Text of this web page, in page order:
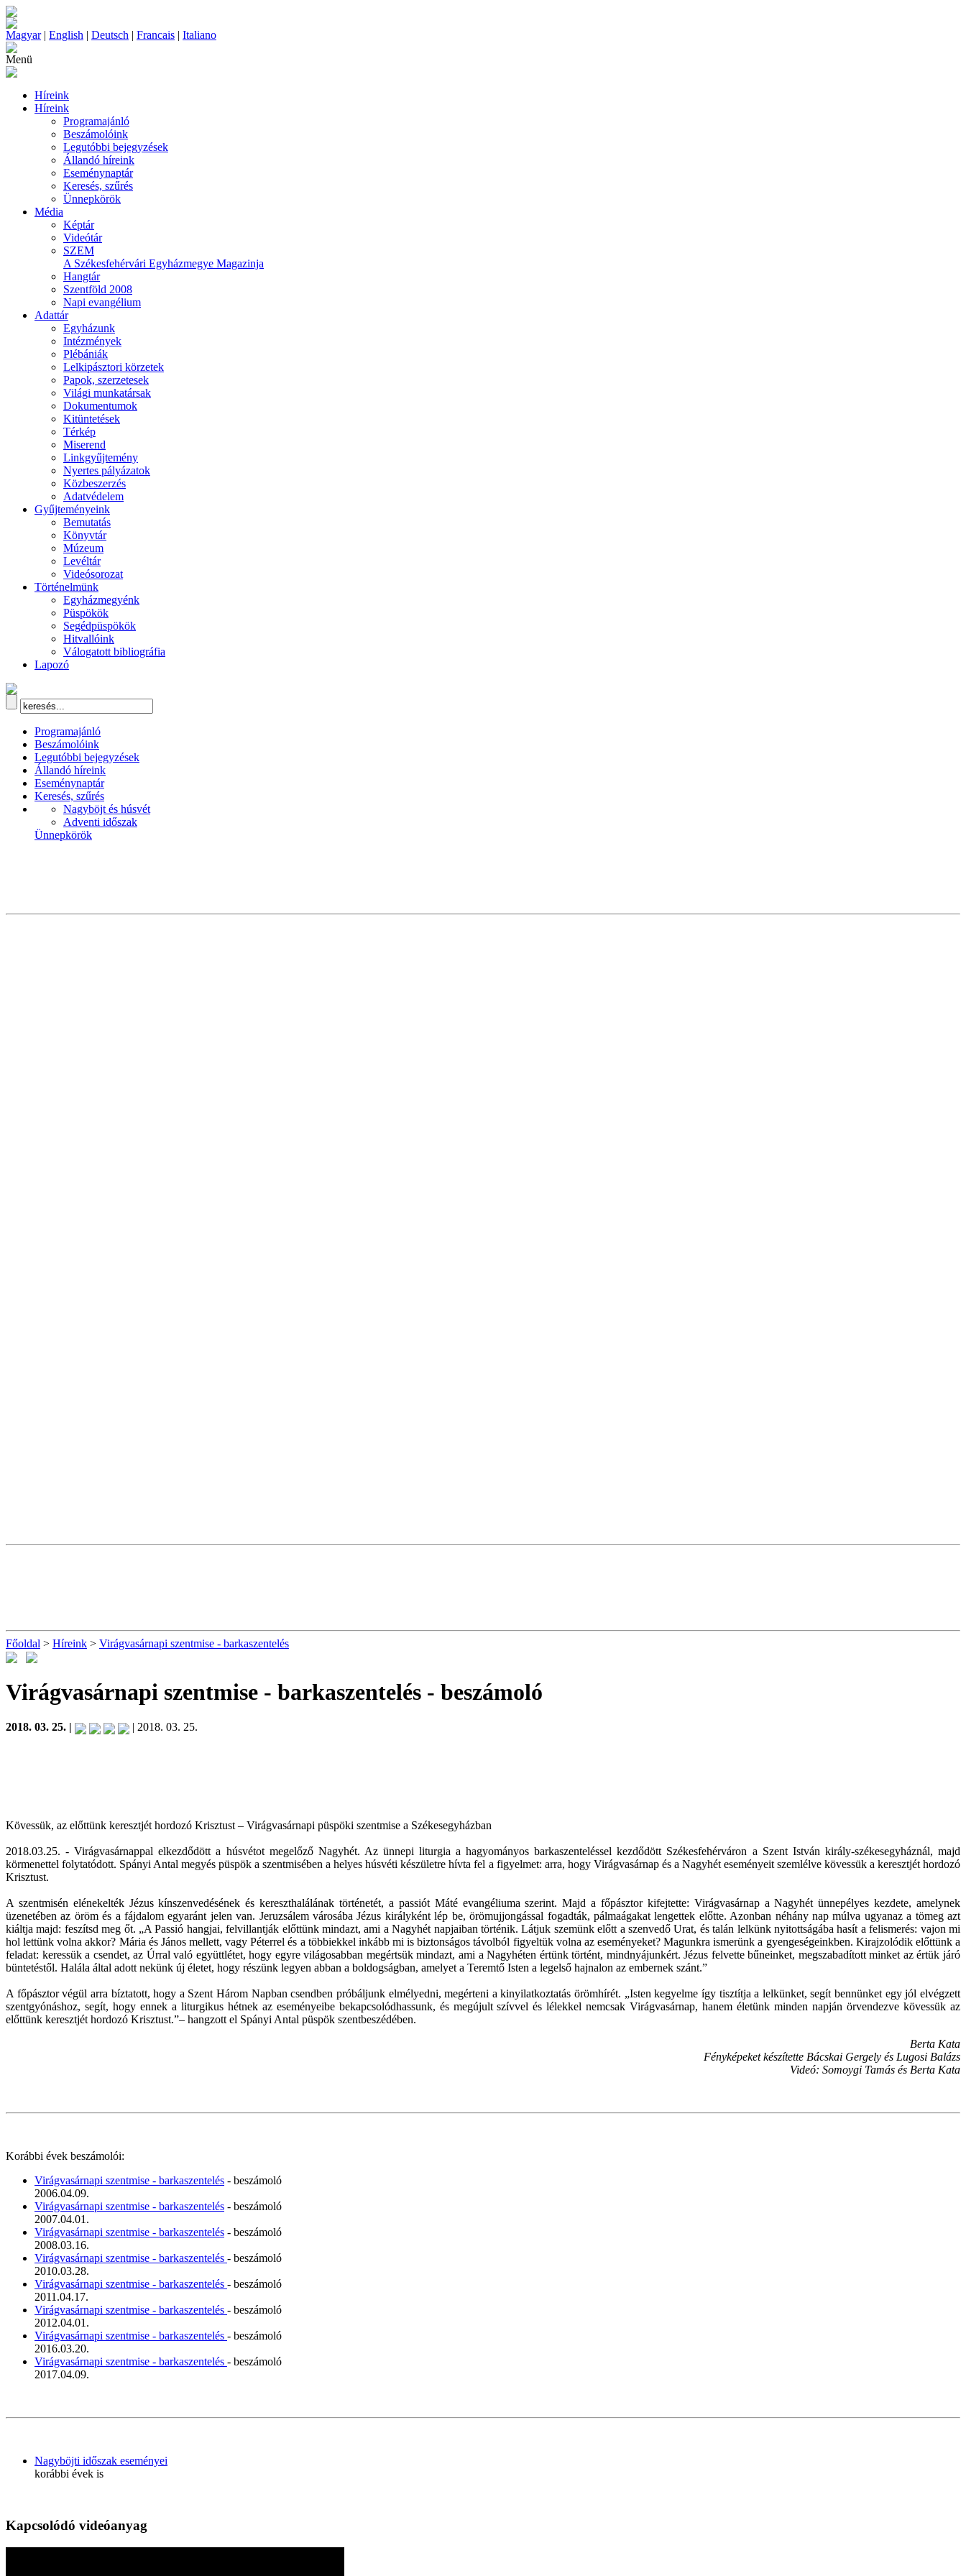
Magyar| English | Deutsch | Francais | Italiano
Menü
Híreink
Híreink
Programajánló
Beszámolóink
Legutóbbi bejegyzések
Állandó híreink
Eseménynaptár
Keresés, szűrés
Ünnepkörök
Média
Képtár
Videótár
SZEM
A Székesfehérvári Egyházmegye Magazinja
Hangtár
Szentföld 2008
Napi evangélium
Adattár
Egyházunk
Intézmények
Plébániák
Lelkipásztori körzetek
Papok, szerzetesek
Világi munkatársak
Dokumentumok
Kitüntetések
Térkép
Miserend
Linkgyűjtemény
Nyertes pályázatok
Közbeszerzés
Adatvédelem
Gyűjteményeink
Bemutatás
Könyvtár
Múzeum
Levéltár
Videósorozat
Történelmünk
Egyházmegyénk
Püspökök
Segédpüspökök
Hitvallóink
Válogatott bibliográfia
Lapozó
Programajánló
Beszámolóink
Legutóbbi bejegyzések
Állandó híreink
Eseménynaptár
Keresés, szűrés
Nagyböjt és húsvét
Adventi időszak
Ünnepkörök
Főoldal > Híreink > Virágvasárnapi szentmise - barkaszentelés
Virágvasárnapi szentmise - barkaszentelés - beszámoló
2018. 03. 25. | | 2018. 03. 25.
Kövessük, az előttünk keresztjét hordozó Krisztust – Virágvasárnapi püspöki szentmise a Székesegyházban
2018.03.25. - Virágvasárnappal elkezdődött a húsvétot megelőző Nagyhét. Az ünnepi liturgia a hagyományos barkaszenteléssel kezdődött Székesfehérváron a Szent István király-székesegyháznál, majd
körmenettel folytatódott. Spányi Antal megyés püspök a szentmisében a helyes húsvéti készületre hívta fel a figyelmet: arra, hogy Virágvasárnap és a Nagyhét eseményeit szemlélve kövessük a keresztjét hordozó
Krisztust.
A szentmisén elénekelték Jézus kínszenvedésének és kereszthalálának történetét, a passiót Máté evangéliuma szerint. Majd a főpásztor kifejtette: Virágvasárnap a Nagyhét ünnepélyes kezdete, amelynek
üzenetében az öröm és a fájdalom egyaránt jelen van. Jeruzsálem városába Jézus királyként lép be, örömujjongással fogadták, pálmaágakat lengettek előtte. Azonban néhány nap múlva ugyanaz a tömeg azt
kiáltja majd: feszítsd meg őt. „A Passió hangjai, felvillantják előttünk mindazt, ami a Nagyhét napjaiban történik. Látjuk szemünk előtt a szenvedő Urat, és talán lelkünk nyitottságába hasít a felismerés: vajon mi
hol lettünk volna akkor? Mária és János mellett, vagy Péterrel és a többiekkel inkább mi is biztonságos távolból figyeltük volna az eseményeket? Magunkra ismerünk a gyengeségeinkben. Kirajzolódik előttünk a
feladat: keressük a csendet, az Úrral való együttlétet, hogy egyre világosabban megértsük mindazt, ami a Nagyhéten értünk történt, mindnyájunkért. Jézus felvette bűneinket, megszabadított minket az értük járó
büntetéstől. Halála által adott nekünk új életet, hogy részünk legyen abban a boldogságban, amelyet a Teremtő Isten a legelső hajnalon az embernek szánt.”
A főpásztor végül arra bíztatott, hogy a Szent Három Napban csendben próbáljunk elmélyedni, megérteni a kinyilatkoztatás örömhírét. „Isten kegyelme így tisztítja a lelkünket, segít bennünket egy jól elvégzett
szentgyónáshoz, segít, hogy ennek a liturgikus hétnek az eseményeibe bekapcsolódhassunk, és megújult szívvel és lélekkel nemcsak Virágvasárnap, hanem életünk minden napján örvendezve kövessük az
előttünk keresztjét hordozó Krisztust.”– hangzott el Spányi Antal püspök szentbeszédében.
Berta Kata
Fényképeket készítette Bácskai Gergely és Lugosi Balázs
Videó: Somoygi Tamás és Berta Kata
Korábbi évek beszámolói:
Virágvasárnapi szentmise - barkaszentelés - beszámoló
2006.04.09.
Virágvasárnapi szentmise - barkaszentelés - beszámoló
2007.04.01.
Virágvasárnapi szentmise - barkaszentelés - beszámoló
2008.03.16.
Virágvasárnapi szentmise - barkaszentelés - beszámoló
2010.03.28.
Virágvasárnapi szentmise - barkaszentelés - beszámoló
2011.04.17.
Virágvasárnapi szentmise - barkaszentelés - beszámoló
2012.04.01.
Virágvasárnapi szentmise - barkaszentelés - beszámoló
2016.03.20.
Virágvasárnapi szentmise - barkaszentelés - beszámoló
2017.04.09.
Nagyböjti időszak eseményei
korábbi évek is
Kapcsolódó videóanyag